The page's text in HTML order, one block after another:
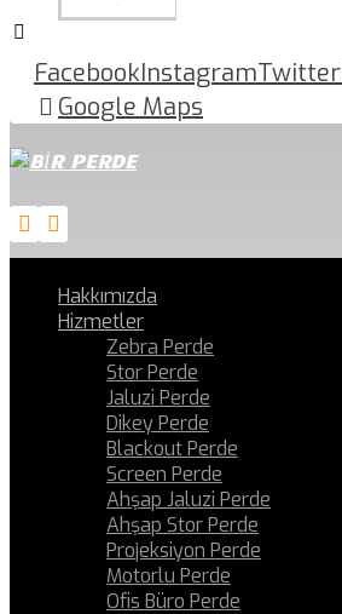
FacebookInstagramTwitter
Google Maps
Hakkımızda
Hizmetler
Zebra Perde
Stor Perde
Jaluzi Perde
Dikey Perde
Blackout Perde
Screen Perde
Ahşap Jaluzi Perde
Ahşap Stor Perde
Projeksiyon Perde
Motorlu Perde
Ofis Büro Perde